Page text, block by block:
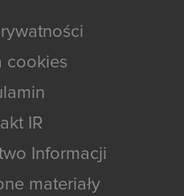
cookies
IR
Informacji
materiały